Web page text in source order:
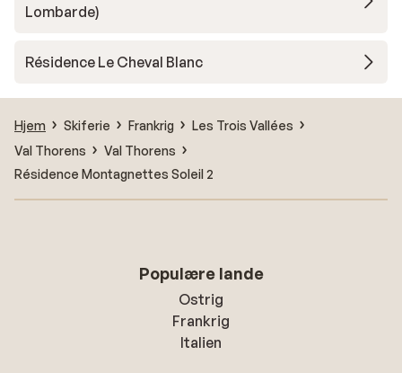
Lombarde)
Résidence Le Cheval Blanc
Hjem Skiferie Frankrig
Les Trois Vallées
Val Thorens
Val Thorens
Résidence Montagnettes Soleil 2
Populære lande
Ostrig
Frankrig
Italien